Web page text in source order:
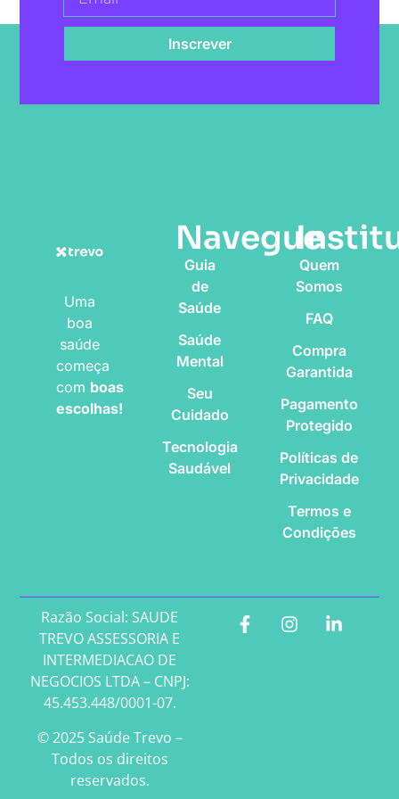
Inscrever
Uma
boa
saúde
começa
com boas
escolhas!
Navegue
Guia
de
Saúde
Saúde
Mental
Seu
Cuidado
Tecnologia
Saudável
Quem
Somos
FAQ
Compra
Garantida
Pagamento
Protegido
Políticas de
Privacidade
Termos e
Condições
Razão Social: SAUDE
TREVO ASSESSORIA E
INTERMEDIACAO DE
NEGOCIOS LTDA – CNPJ:
45.453.448/0001-07.
© 2025 Saúde Trevo –
Todos os direitos
reservados.